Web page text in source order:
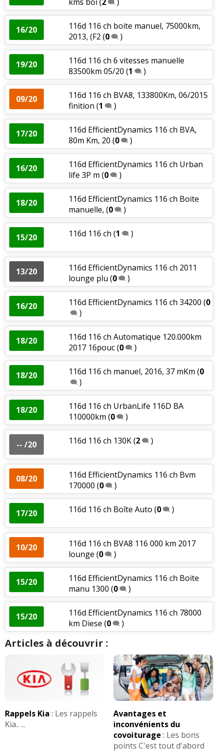
16/20
116d 116 ch boite manuel, 75000km,
2013, (F2 (0 )
19/20
116d 116 ch 6 vitesses manuelle
83500km 05/20 (1 )
09/20
116d 116 ch BVA8, 133800Km, 06/2015
finition (1 )
17/20
116d EfficientDynamics 116 ch BVA,
80m Km, 20 (0 )
16/20
116d EfficientDynamics 116 ch Urban
life 3P m (0 )
18/20
116d EfficientDynamics 116 ch Boite
manuelle, (0 )
15/20 116d 116 ch (1 )
13/20
116d EfficientDynamics 116 ch 2011
lounge plu (0 )
16/20 116d EfficientDynamics 116 ch 34200 (0
)
18/20
116d 116 ch Automatique 120.000km
2017 16pouc(0 )
18/20 116d 116 ch manuel, 2016, 37 mKm (0
)
18/20
116d 116 ch UrbanLife 116D BA
110000km (0 )
-- /20 116d 116 ch 130K(2 )
08/20
116d EfficientDynamics 116 ch Bvm
170000 (0 )
17/20 116d 116 ch Boîte Auto (0 )
10/20
116d 116 ch BVA8 116 000 km 2017
lounge (0 )
15/20
116d EfficientDynamics 116 ch Boite
manu 1300 (0 )
15/20
116d EfficientDynamics 116 ch 78000
km Diese (0 )
Articles à découvrir :
Rappels Kia : Les rappels
Kia.. ...
Avantages et
inconvénients du
covoiturage : Les bons
points C'est tout d'abord